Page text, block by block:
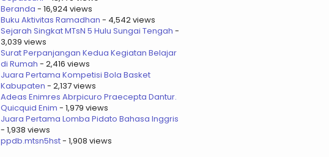
Beranda - 16,924 views
Buku Aktivitas Ramadhan - 4,542 views
Sejarah Singkat MTsN 5 Hulu Sungai Tengah -
3,039 views
Surat Perpanjangan Kedua Kegiatan Belajar
di Rumah - 2,416 views
Juara Pertama Kompetisi Bola Basket
Kabupaten - 2,137 views
Adeas Enimres Abrpicuro Praecepta Dantur.
Quicquid Enim - 1,979 views
Juara Pertama Lomba Pidato Bahasa Inggris
- 1,938 views
ppdb.mtsn5hst- 1,908 views